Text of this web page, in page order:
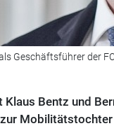
Geschäftsführer der
Bentz und